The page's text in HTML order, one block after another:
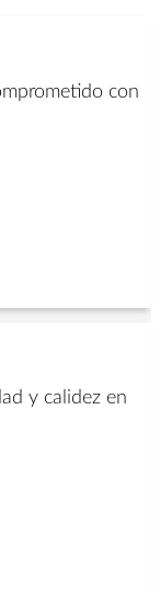
con
y calidez en